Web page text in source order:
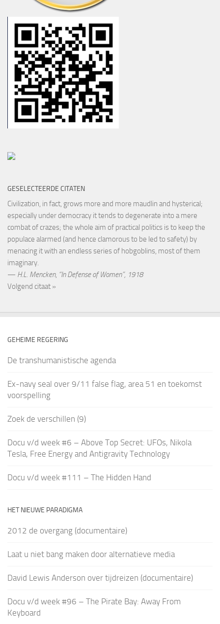
GESELECTEERDE CITATEN
Civilization, in fact, grows more and more maudlin and hysterical;
especially under democracy it tends to degenerate into a mere
combat of crazes; the whole aim of practical politics is to keep the
populace alarmed (and hence clamorous to be led to safety) by
menacing it with an endless series of hobgoblins, most of them
imaginary.
— H.L. Mencken, “In Defense of Women”, 1918
Volgend citaat »
GEHEIME REGERING
De transhumanistische agenda
Ex-navy seal over 9/11 false flag, area 51 en toekomst
voorspelling
Zoek de verschillen (9)
Docu v/d week #6 – Above Top Secret: UFOs, Nikola
Tesla, Free Energy and Antigravity Technology
Docu v/d week #111 – The Hidden Hand
HET NIEUWE PARADIGMA
2012 de overgang (documentaire)
Laat u niet bang maken door alternatieve media
David Lewis Anderson over tijdreizen (documentaire)
Docu v/d week #96 – The Pirate Bay: Away From
Keyboard